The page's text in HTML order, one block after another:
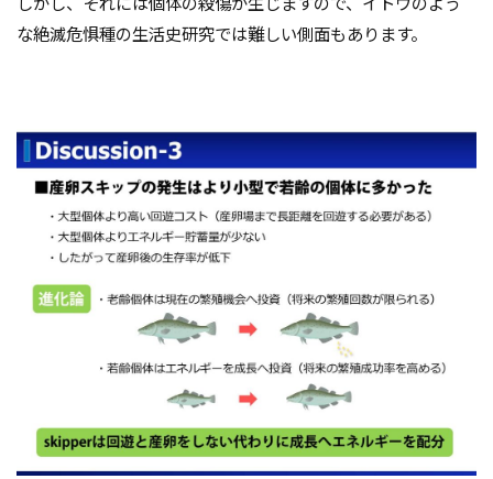
な絶滅危惧種の生活史研究では難しい側面もあります。